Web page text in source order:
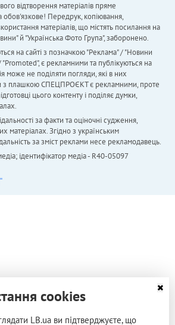
відтворення матеріалів пряме
обов'язкове! Передрук, копіювання,
матеріалів, що містять посилання на
й "Українська Фото Група", заборонено.
на сайті з позначкою "Реклама" / "Новини
є рекламними та публікуються на
може не поділяти погляди, які в них
з плашкою СПЕЦПРОЄКТ є рекламними, проте
цього контенту і поділяє думки,
за факти та оціночні судження,
матеріалах. Згідно з українським
за зміст реклами несе рекламодавець.
ідентифікатор медіа - R40-05097
cookies
LB.ua ви підтверджуєте, що